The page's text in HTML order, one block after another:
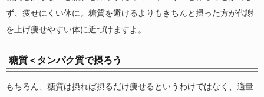
ず、痩せにくい体に。糖質を避けるよりもきちんと摂った方が代謝
を上げ痩せやすい体に近づけますよ。
糖質＜タンパク質で摂ろう
もちろん、糖質は摂れば摂るだけ痩せるというわけではなく、適量